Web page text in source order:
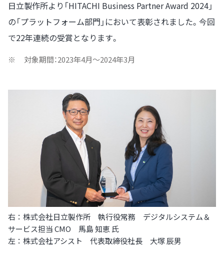
日立製作所より「HITACHI Business Partner Award 2024」
の「プラットフォーム部門」において表彰されました。今回
で22年連続の受賞となります。
※ 対象期間：2023年4月～2024年3月
右：株式会社日立製作所 執行役常務 デジタルシステム＆
サービス担当 CMO 馬島 知恵 氏
左：株式会社アシスト 代表取締役社長 大塚 辰男